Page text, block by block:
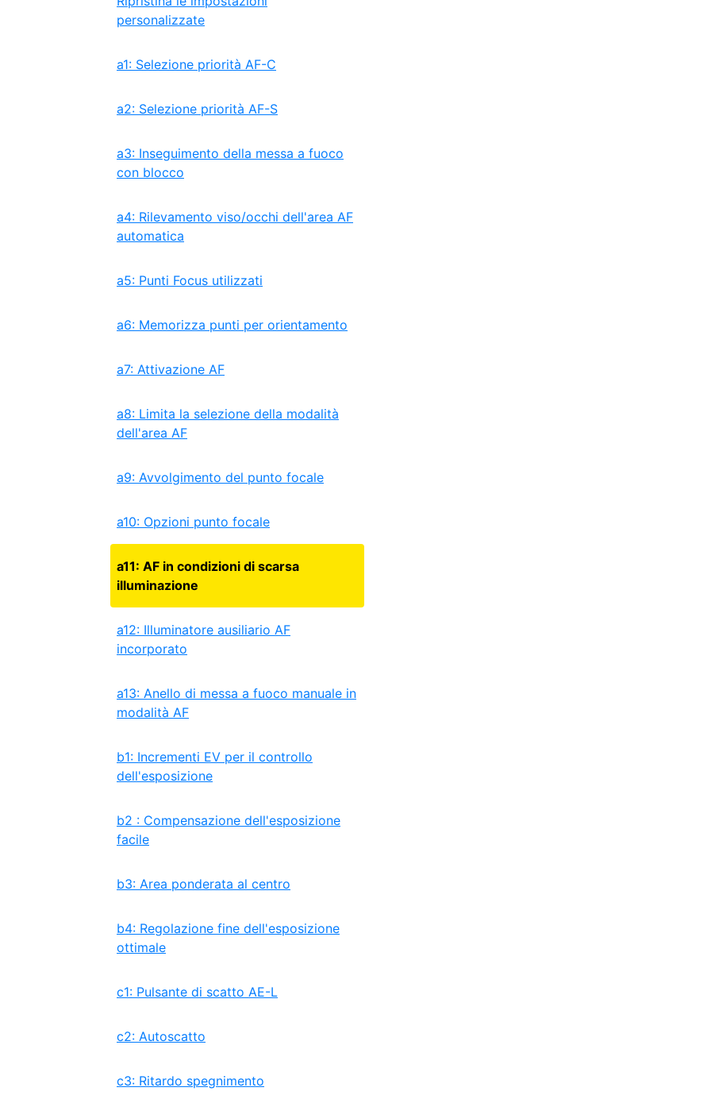
personalizzate
a1: Selezione priorità AF-C
a2: Selezione priorità AF-S
a3: Inseguimento della messa a fuoco
con blocco
a4: Rilevamento viso/occhi dell'area AF
automatica
a5: Punti Focus utilizzati
a6: Memorizza punti per orientamento
a7: Attivazione AF
a8: Limita la selezione della modalità
dell'area AF
a9: Avvolgimento del punto focale
a10: Opzioni punto focale
a11: AF in condizioni di scarsa
illuminazione
a12: Illuminatore ausiliario AF
incorporato
a13: Anello di messa a fuoco manuale in
modalità AF
b1: Incrementi EV per il controllo
dell'esposizione
b2 : Compensazione dell'esposizione
facile
b3: Area ponderata al centro
b4: Regolazione fine dell'esposizione
ottimale
c1: Pulsante di scatto AE-L
c2: Autoscatto
c3: Ritardo spegnimento